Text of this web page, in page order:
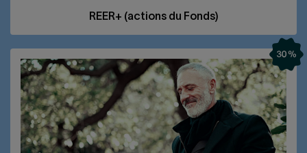
REER+ (actions du Fonds)